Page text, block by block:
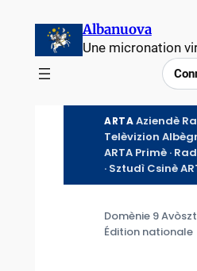
contenu
Albanuova
Une micronation
ARTA Aziendè
Telèvizion
ARTA Primè ·
· Sztudì Csinè
Domènie 9
Édition nationale